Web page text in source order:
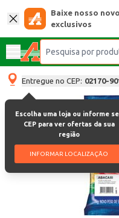
Baixe nosso
exclusivos
Entregue no CEP: 02170-
Escolha uma loja ou informe
CEP para ver ofertas da sua
região
INFORMAR LOCALIZAÇÃO